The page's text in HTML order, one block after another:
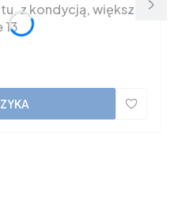
z kondycją, większa